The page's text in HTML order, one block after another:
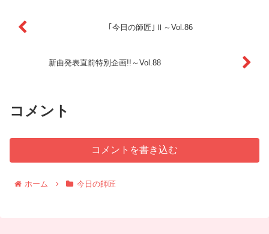
｢今日の師匠｣Ⅱ～Vol.86
新曲発表直前特別企画!!～Vol.88
コメント
コメントを書き込む
ホーム 今日の師匠